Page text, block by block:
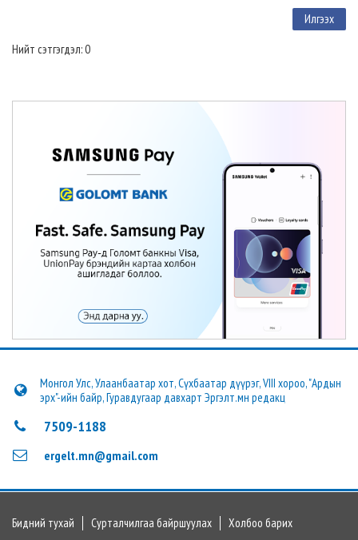
Нийт сэтгэгдэл: 0
Монгол Улс, Улаанбаатар хот, Сүхбаатар дүүрэг, VIII хороо, "Ардын
эрх"-ийн байр, Гуравдугаар давхарт Эргэлт.мн редакц
7509-1188
ergelt.mn@gmail.com
Бидний тухай Сурталчилгаа байршуулах Холбоо барих